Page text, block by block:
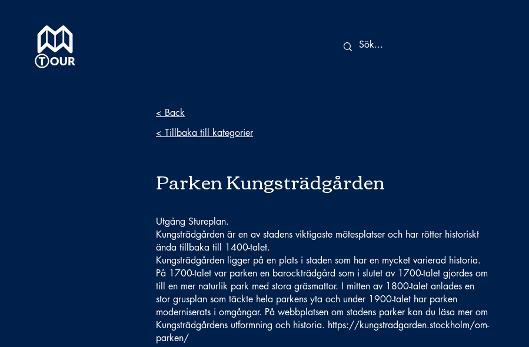
< Back
< Tillbaka till kategorier
Parken Kungsträdgården
Utgång Stureplan.
Kungsträdgården är en av stadens viktigaste mötesplatser och har rötter historiskt
ända tillbaka till 1400-talet.
Kungsträdgården ligger på en plats i staden som har en mycket varierad historia.
På 1700-talet var parken en barockträdgård som i slutet av 1700-talet gjordes om
till en mer naturlik park med stora gräsmattor. I mitten av 1800-talet anlades en
stor grusplan som täckte hela parkens yta och under 1900-talet har parken
moderniserats i omgångar. På webbplatsen om stadens parker kan du läsa mer om
Kungsträdgårdens utformning och historia. https://kungstradgarden.stockholm/om-
parken/